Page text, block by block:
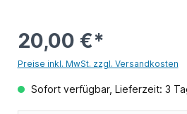
20,00 €*
Preise inkl. MwSt. zzgl. Versandkosten
Sofort verfügbar, Lieferzeit: 3